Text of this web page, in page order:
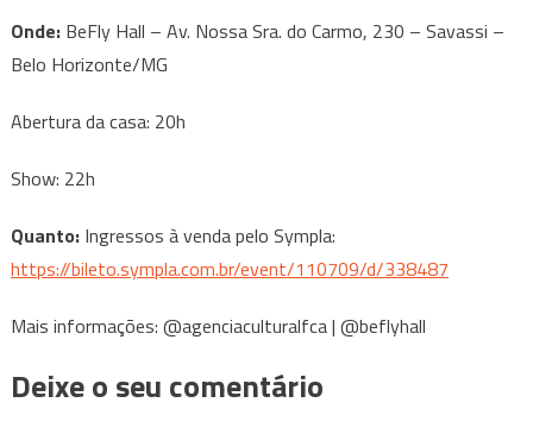
Onde:BeFly Hall – Av. Nossa Sra. do Carmo, 230 – Savassi –
Belo Horizonte/MG
Abertura da casa: 20h
Show: 22h
Quanto:Ingressos à venda pelo Sympla:
https://bileto.sympla.com.br/event/110709/d/338487
Mais informações: @agenciaculturalfca | @beflyhall
Deixe o seu comentário